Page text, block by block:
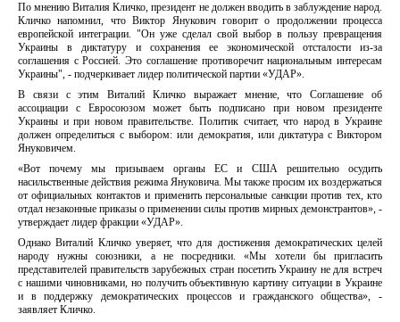
По мнению Виталия Кличко, президент не должен вводить в заблуждение народ.
Кличко напомнил, что Виктор Янукович говорит о продолжении процесса
европейской интеграции. "Он уже сделал свой выбор в пользу превращения
Украины в диктатуру и сохранения ее экономической отсталости из-за
соглашения с Россией. Это соглашение противоречит национальным интересам
Украины", - подчеркивает лидер политической партии «УДАР».
В связи с этим Виталий Кличко выражает мнение, что Соглашение об
ассоциации с Евросоюзом может быть подписано при новом президенте
Украины и при новом правительстве. Политик считает, что народ в Украине
должен определиться с выбором: или демократия, или диктатура с Виктором
Януковичем.
«Вот почему мы призываем органы ЕС и США решительно осудить
насильственные действия режима Януковича. Мы также просим их воздержаться
от официальных контактов и применить персональные санкции против тех, кто
отдал незаконные приказы о применении силы против мирных демонстрантов», -
утверждает лидер фракции «УДАР».
Однако Виталий Кличко уверяет, что для достижения демократических целей
народу нужны союзники, а не посредники. «Мы хотели бы пригласить
представителей правительств зарубежных стран посетить Украину не для встреч
с нашими чиновниками, но получить объективную картину ситуации в Украине
и в поддержку демократических процессов и гражданского общества», -
заявляет Кличко.